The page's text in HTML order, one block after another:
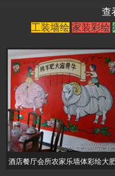
查
工装墙绘 家装彩绘
酒店餐厅会所农家乐墙体彩绘大